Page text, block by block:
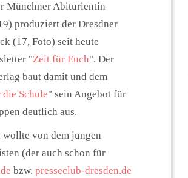
Münchner Abiturientin
produziert der Dresdner
(17, Foto) seit heute
"Zeit für Euch". Der
baut damit und dem
Schule" sein Angebot für
deutlich aus.
von dem jungen
(der auch schon für
bzw. presseclub-dresden.de